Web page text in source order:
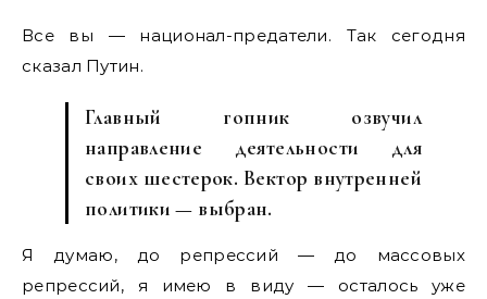
Все вы — национал-предатели. Так сегодня
сказал Путин.
Главный гопник озвучил
направление деятельности для
своих шестерок. Вектор внутренней
политики — выбран.
Я думаю, до репрессий — до массовых
репрессий, я имею в виду — осталось уже